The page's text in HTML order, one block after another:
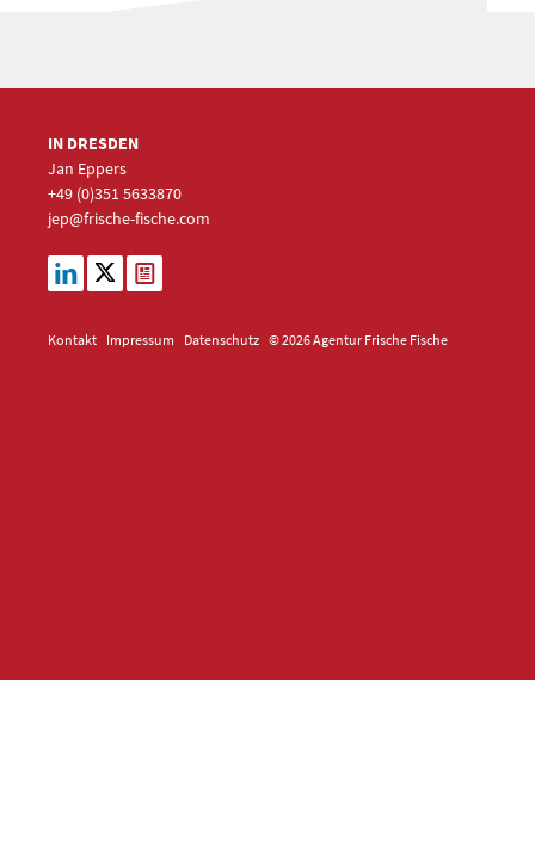
IN DRESDEN
Jan Eppers
+49 (0)3515633870
jep@frische-fische.com
Kontakt Impressum Datenschutz © 2026 Agentur Frische Fische